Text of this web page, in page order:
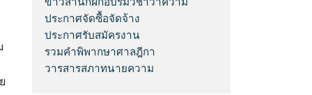
ประกาศจัดซื้อจัดจ้าง
ประกาศรับสมัครงาน
รวมคำพิพากษาศาลฎีกา
วารสารสภาทนายความ